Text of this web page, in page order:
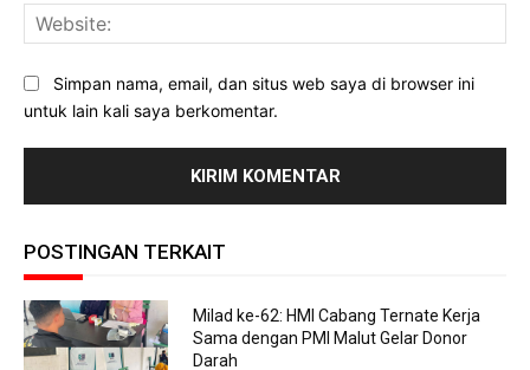
Simpan nama, email, dan situs web saya di browser ini
untuk lain kali saya berkomentar.
POSTINGAN TERKAIT
Milad ke-62: HMI Cabang Ternate Kerja
Sama dengan PMI Malut Gelar Donor
Darah